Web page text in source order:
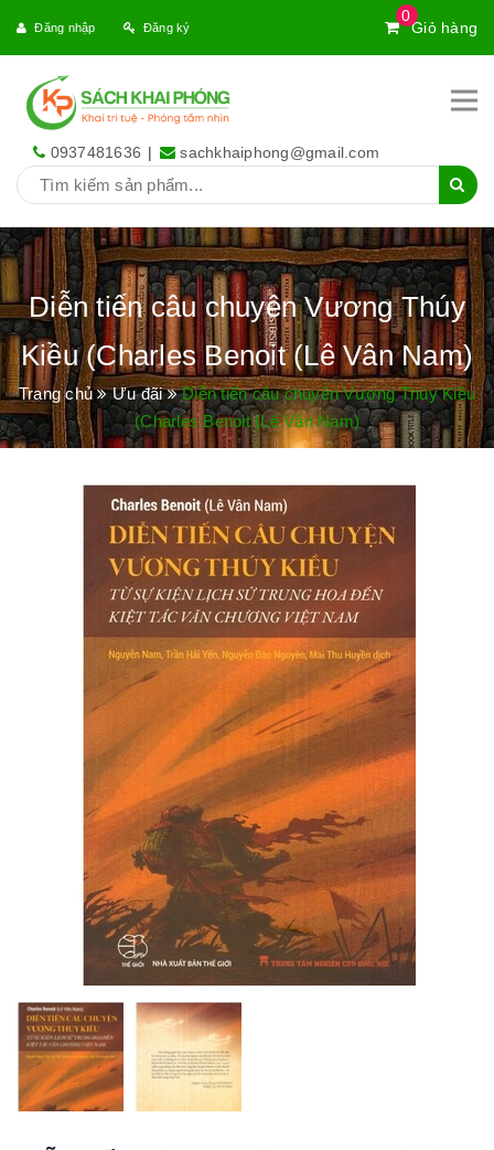
0
Giỏ hàng
Đăng nhập Đăng ký
0937481636 | sachkhaiphong@gmail.com
Diễn tiến câu chuyên Vương Thúy
Kiều (Charles Benoit (Lê Vân Nam)
Trang chủ Ưu đãi
Diễn tiến câu chuyên Vương Thúy Kiều
(Charles Benoit (Lê Vân Nam)